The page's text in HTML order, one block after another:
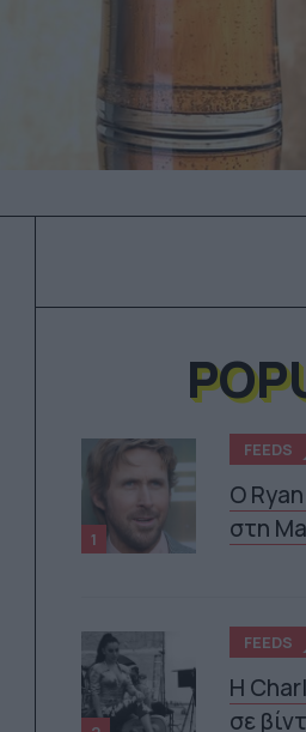
1
FEEDS
Ο
στη
FEEDS
H
σε